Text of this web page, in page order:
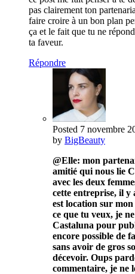
pas clairement ton
faire croire à un bon plan
ça et le fait que tu ne
ta faveur.
Répondre
Posted 7 novembre
by BigBeauty
@Elle: mon
amitié qui nous lie
avec les deux
cette entreprise, il
est location sur
ce que tu veux, je
Castaluna pour
encore possible de
sans avoir de gros
décevoir. Oups
commentaire, je ne